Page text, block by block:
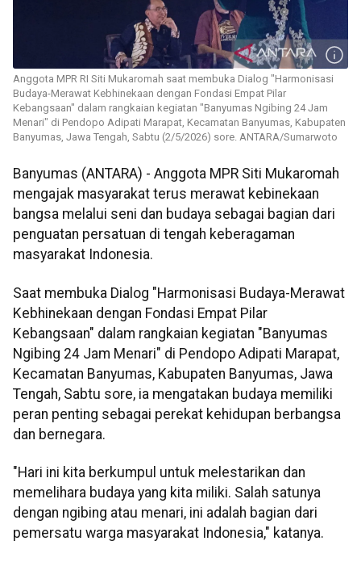
Anggota MPR RI Siti Mukaromah saat membuka Dialog "Harmonisasi
Budaya-Merawat Kebhinekaan dengan Fondasi Empat Pilar
Kebangsaan" dalam rangkaian kegiatan "Banyumas Ngibing 24 Jam
Menari" di Pendopo Adipati Marapat, Kecamatan Banyumas, Kabupaten
Banyumas, Jawa Tengah, Sabtu (2/5/2026) sore. ANTARA/Sumarwoto
Banyumas (ANTARA) - Anggota MPR Siti Mukaromah
mengajak masyarakat terus merawat kebinekaan
bangsa melalui seni dan budaya sebagai bagian dari
penguatan persatuan di tengah keberagaman
masyarakat Indonesia.
Saat membuka Dialog "Harmonisasi Budaya-Merawat
Kebhinekaan dengan Fondasi Empat Pilar
Kebangsaan" dalam rangkaian kegiatan "Banyumas
Ngibing 24 Jam Menari" di Pendopo Adipati Marapat,
Kecamatan Banyumas, Kabupaten Banyumas, Jawa
Tengah, Sabtu sore, ia mengatakan budaya memiliki
peran penting sebagai perekat kehidupan berbangsa
dan bernegara.
"Hari ini kita berkumpul untuk melestarikan dan
memelihara budaya yang kita miliki. Salah satunya
dengan ngibing atau menari, ini adalah bagian dari
pemersatu warga masyarakat Indonesia," katanya.